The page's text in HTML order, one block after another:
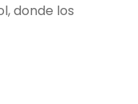
donde los